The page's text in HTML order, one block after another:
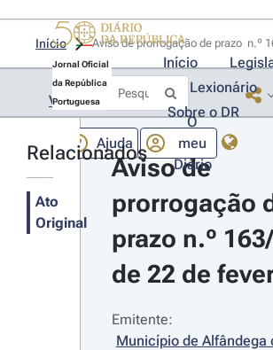
Jornal Oficial
da República
Portuguesa
Início
Lexionário
Sobre o DR
Ajuda
O
meu
Diário
Início
Voltar
Relacionados
Ato
Original
Aviso de
prorrogação
prazo n.º
de 22 de
Emitente:
Município de Alfândega